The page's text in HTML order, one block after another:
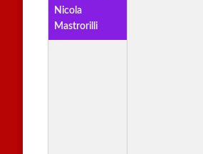
Nicola
Mastrorilli